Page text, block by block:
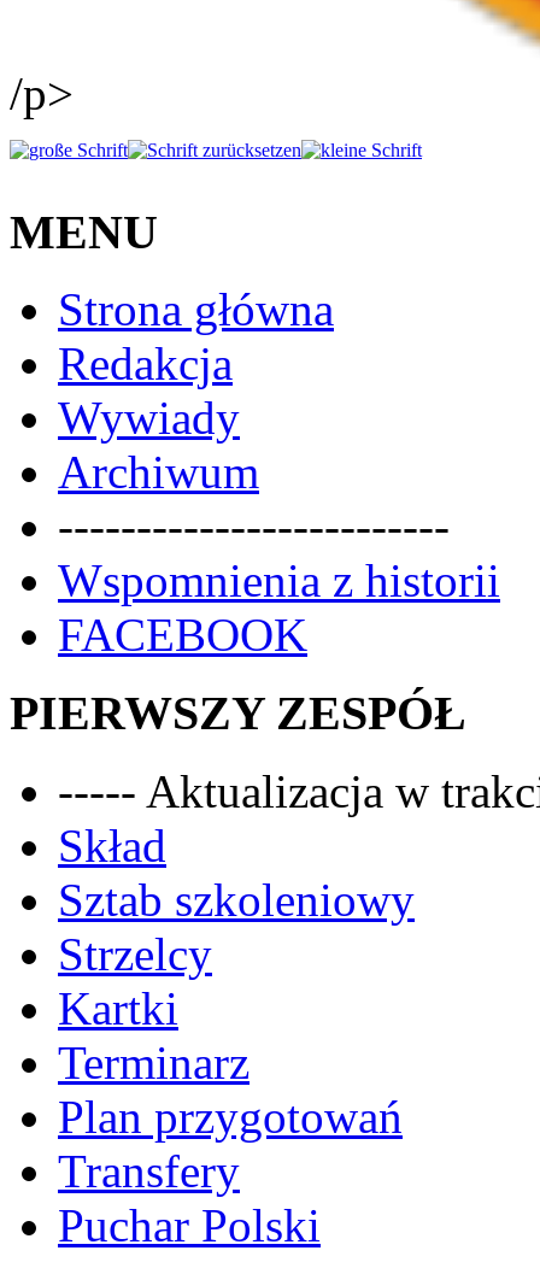
/p>
MENU
Strona główna
Redakcja
Wywiady
Archiwum
-------------------------
Wspomnienia z historii
FACEBOOK
PIERWSZY ZESPÓŁ
----- Aktualizacja w
Skład
Sztab szkoleniowy
Strzelcy
Kartki
Terminarz
Plan przygotowań
Transfery
Puchar Polski